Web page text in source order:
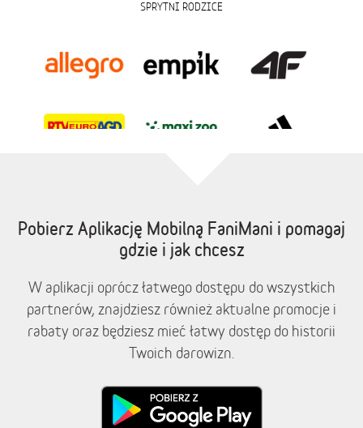
SPRYTNI RODZICE
Pobierz Aplikację Mobilną FaniMani i pomagaj
gdzie i jak chcesz
W aplikacji oprócz łatwego dostępu do wszystkich
partnerów, znajdziesz również aktualne promocje i
rabaty oraz będziesz mieć łatwy dostęp do historii
Twoich darowizn.